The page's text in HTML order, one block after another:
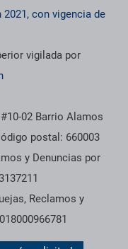
con vigencia de
vigilada por
02 Barrio Alamos
postal: 660003
y Denuncias por
Reclamos y